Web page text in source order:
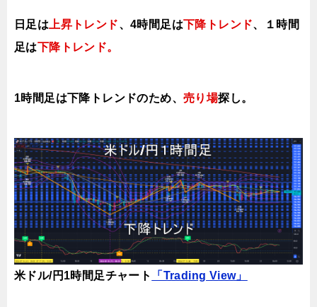
日足は上昇トレンド、4時間足は下降トレンド、１時間
足は下降トレンド。
1時間足は下降トレンドのため、 売り場探し。
米ドル/円1時間足チャート 「Trading View」